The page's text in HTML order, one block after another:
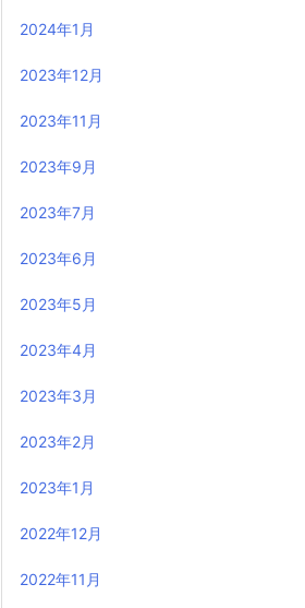
2024年1月
2023年12月
2023年11月
2023年9月
2023年7月
2023年6月
2023年5月
2023年4月
2023年3月
2023年2月
2023年1月
2022年12月
2022年11月